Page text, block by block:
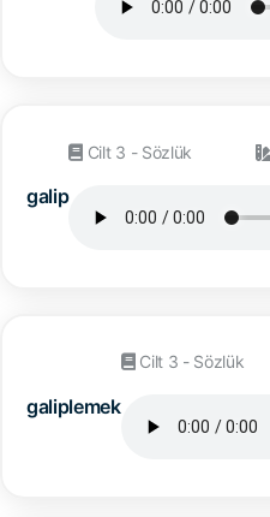
galip
Cilt 3 - Sözlük
galiplemek
Cilt 3 - Sözlük